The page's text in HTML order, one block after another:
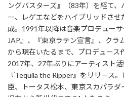
ングバスターズ』（83年）を経て
ー、レゲエなどをハイブリッドさ
成。1991年以降は音楽プロデュー
JAP』、『東京ラテン宣言』、クラ
から現在いたるまで、プロデュース
2017年、27年ぶりにアーティスト
『Tequila the Ripper』をリリース
臣、トータス松本、東京スカパラ